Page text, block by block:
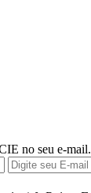
no seu e-mail.